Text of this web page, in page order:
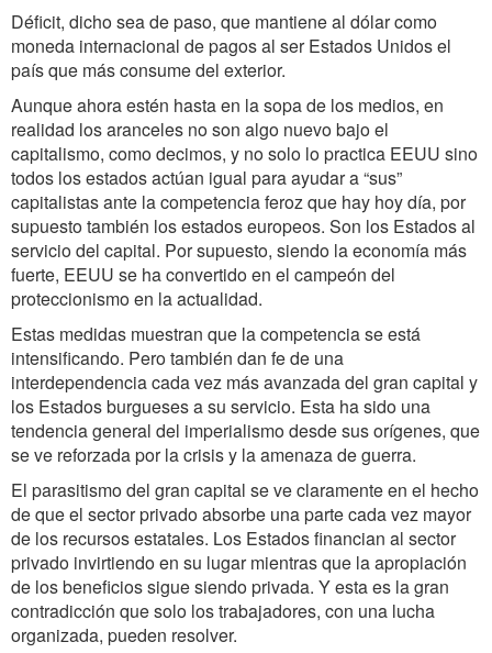
Déficit, dicho sea de paso, que mantiene al dólar como
moneda internacional de pagos al ser Estados Unidos el
país que más consume del exterior.
Aunque ahora estén hasta en la sopa de los medios, en
realidad los aranceles no son algo nuevo bajo el
capitalismo, como decimos, y no solo lo practica EEUU sino
todos los estados actúan igual para ayudar a “sus”
capitalistas ante la competencia feroz que hay hoy día, por
supuesto también los estados europeos. Son los Estados al
servicio del capital. Por supuesto, siendo la economía más
fuerte, EEUU se ha convertido en el campeón del
proteccionismo en la actualidad.
Estas medidas muestran que la competencia se está
intensificando. Pero también dan fe de una
interdependencia cada vez más avanzada del gran capital y
los Estados burgueses a su servicio. Esta ha sido una
tendencia general del imperialismo desde sus orígenes, que
se ve reforzada por la crisis y la amenaza de guerra.
El parasitismo del gran capital se ve claramente en el hecho
de que el sector privado absorbe una parte cada vez mayor
de los recursos estatales. Los Estados financian al sector
privado invirtiendo en su lugar mientras que la apropiación
de los beneficios sigue siendo privada. Y esta es la gran
contradicción que solo los trabajadores, con una lucha
organizada, pueden resolver.